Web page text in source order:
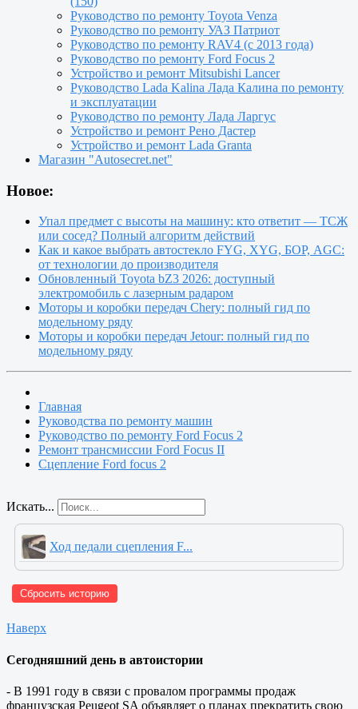
Руководство по ремонту Toyota Venza
Руководство по ремонту УАЗ Патриот
Руководство по ремонту RAV4 (с 2013 года)
Руководство по ремонту Ford Focus 2
Устройство и ремонт Mitsubishi Lancer
Руководство Lada Kalina Лада Калина по ремонту
и эксплуатации
Руководство по ремонту Лада Ларгус
Устройство и ремонт Рено Дастер
Устройство и ремонт Lada Granta
Магазин "Autosecret.net"
Новое:
Упал предмет с высоты на машину: кто ответит — ТСЖ
или сосед? Полный алгоритм действий
Как и какое выбрать автостекло FYG, XYG, БОР, AGC:
от технологии до производителя
Обновленный Toyota bZ3 2026: доступный
электромобиль с лазерным радаром
Моторы и коробки передач Chery: полный гид по
модельному ряду
Моторы и коробки передач Jetour: полный гид по
модельному ряду
Главная
Руководства по ремонту машин
Руководство по ремонту Ford Focus 2
Ремонт трансмиссии Ford Focus II
Сцепление Ford focus 2
Искать...
Ход педали сцепления F...
Сбросить историю
Наверх
Сегодняшний день в автоистории
- В 1991 году в связи с провалом программы продаж
французская Peugeot SA объявляет о планах прекратить свою